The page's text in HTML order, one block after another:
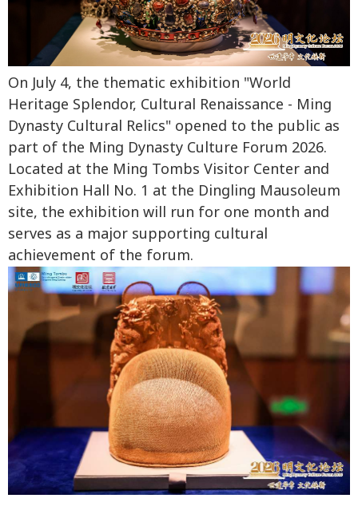
On July 4, the thematic exhibition "World
Heritage Splendor, Cultural Renaissance - Ming
Dynasty Cultural Relics" opened to the public as
part of the Ming Dynasty Culture Forum 2026.
Located at the Ming Tombs Visitor Center and
Exhibition Hall No. 1 at the Dingling Mausoleum
site, the exhibition will run for one month and
serves as a major supporting cultural
achievement of the forum.